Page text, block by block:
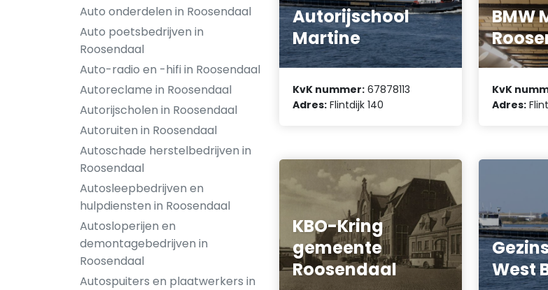
Auto onderdelen in Roosendaal
Auto poetsbedrijven in
Roosendaal
Auto-radio en -hifi in Roosendaal
Autoreclame in Roosendaal
Autorijscholen in Roosendaal
Autoruiten in Roosendaal
Autoschade herstelbedrijven in
Roosendaal
Autosleepbedrijven en
hulpdiensten in Roosendaal
Autosloperijen en
demontagebedrijven in
Roosendaal
Autospuiters en plaatwerkers in
Autorijschool
Martine
KvK nummer: 67878113
Adres: Flintdijk 140
BMW
KvK
Adres:
KBO-Kring
gemeente
Roosendaal
West